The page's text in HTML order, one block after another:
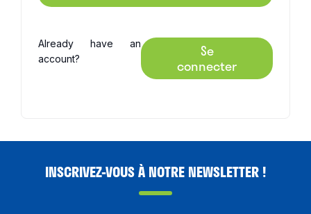
Already have an
account?
Se
connecter
INSCRIVEZ-VOUS À NOTRE NEWSLETTER !